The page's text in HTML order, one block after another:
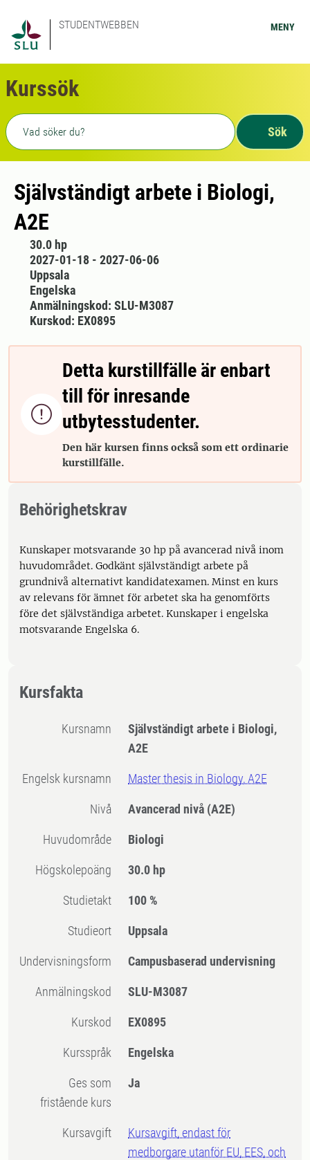
STUDENTWEBBEN MENY
Kurssök
Fritext sökning
Sök
Självständigt arbete i Biologi,
A2E
30.0 hp
2027-01-18 - 2027-06-06
Uppsala
Engelska
Anmälningskod: SLU-M3087
Kurskod: EX0895

Detta kurstillfälle är enbart
till för inresande
utbytesstudenter.
Den här kursen finns också som ett ordinarie
kurstillfälle.
Behörighetskrav
Kunskaper motsvarande 30 hp på avancerad nivå inom
huvudområdet. Godkänt självständigt arbete på
grundnivå alternativt kandidatexamen. Minst en kurs
av relevans för ämnet för arbetet ska ha genomförts
före det självständiga arbetet. Kunskaper i engelska
motsvarande Engelska 6.
Kursfakta
Kursnamn
Självständigt arbete i Biologi,
A2E
Engelsk kursnamn Master thesis in Biology, A2E
Nivå Avancerad nivå (A2E)
Huvudområde Biologi
högskolepoäng 30.0 hp
Studietakt 100 %
Studieort Uppsala
Undervisningsform Campusbaserad undervisning
Anmälningskod SLU-M3087
Kurskod EX0895
Kursspråk Engelska
Ges som
fristående kurs
Ja
Kursavgift
Kursavgift, endast för
medborgare utanför EU, EES, och